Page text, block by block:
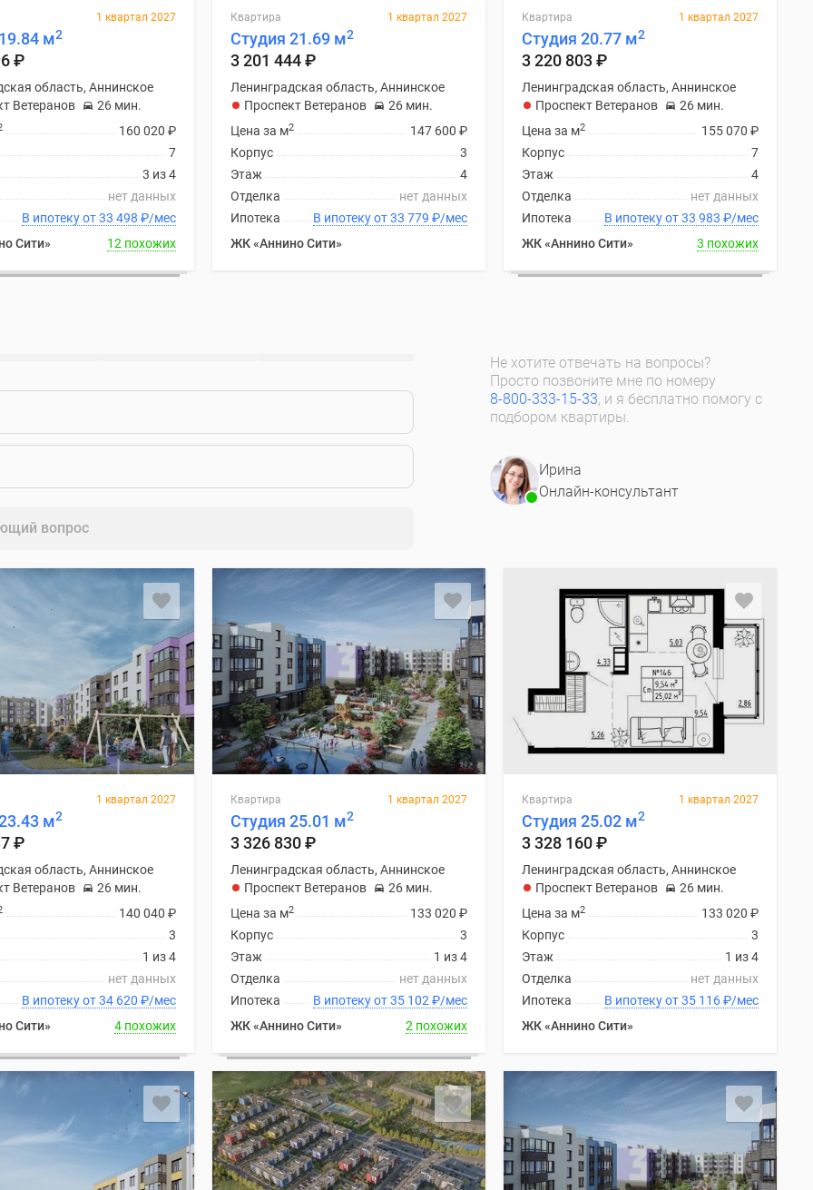
1 квартал 2027
м2
₽
область, Аннинское
Ветеранов
26 мин.
160 020 ₽
7
3 из 4
нет данных
В ипотеку от 33 498 ₽/мес
Сити»
12 похожих
Квартира 1 квартал 2027
Студия 21.69 м2
3 201 444₽
Ленинградская область, Аннинское
Проспект Ветеранов
26 мин.
147 600 ₽
Цена за м2
3
Корпус
4
Этаж
нет данных
Отделка
В ипотеку от 33 779 ₽/мес
Ипотека
ЖК «Аннино Сити»
Квартира 1 квартал 2027
Студия 20.77 м2
3 220 803₽
Ленинградская область, Аннинское
Проспект Ветеранов
26 мин.
155 070 ₽
Цена за м2
7
Корпус
4
Этаж
нет данных
Отделка
В ипотеку от 33 983 ₽/мес
Ипотека
ЖК «Аннино Сити»
3 похожих
вопрос
Не хотите отвечать на вопросы?
Просто позвоните мне по номеру
8-800-333-15-33, и я бесплатно помогу с
подбором квартиры.
Ирина
Онлайн-консультант
1 квартал 2027
м2
₽
область, Аннинское
Ветеранов
26 мин.
140 040 ₽
3
1 из 4
нет данных
В ипотеку от 34 620 ₽/мес
Сити»
4 похожих
Квартира 1 квартал 2027
Студия 25.01 м2
3 326 830₽
Ленинградская область, Аннинское
Проспект Ветеранов
26 мин.
133 020 ₽
Цена за м2
3
Корпус
1 из 4
Этаж
нет данных
Отделка
В ипотеку от 35 102 ₽/мес
Ипотека
ЖК «Аннино Сити»
2 похожих
Квартира 1 квартал 2027
Студия 25.02 м2
3 328 160₽
Ленинградская область, Аннинское
Проспект Ветеранов
26 мин.
133 020 ₽
Цена за м2
3
Корпус
1 из 4
Этаж
нет данных
Отделка
В ипотеку от 35 116₽/мес
Ипотека
ЖК «Аннино Сити»